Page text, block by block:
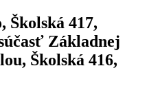
Školská 417,
Základnej
Školská 416,